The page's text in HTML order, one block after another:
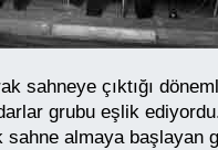
sahneye çıktığı
grubu eşlik
sahne almaya başlayan